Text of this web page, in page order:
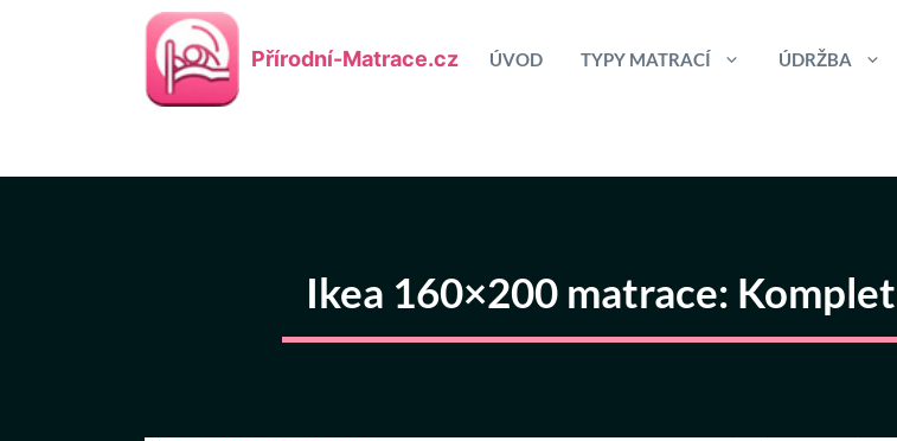
Přírodní-Matrace.cz ÚVOD TYPY MATRACÍ ÚDRŽBA
Ikea 160×200 matrace: